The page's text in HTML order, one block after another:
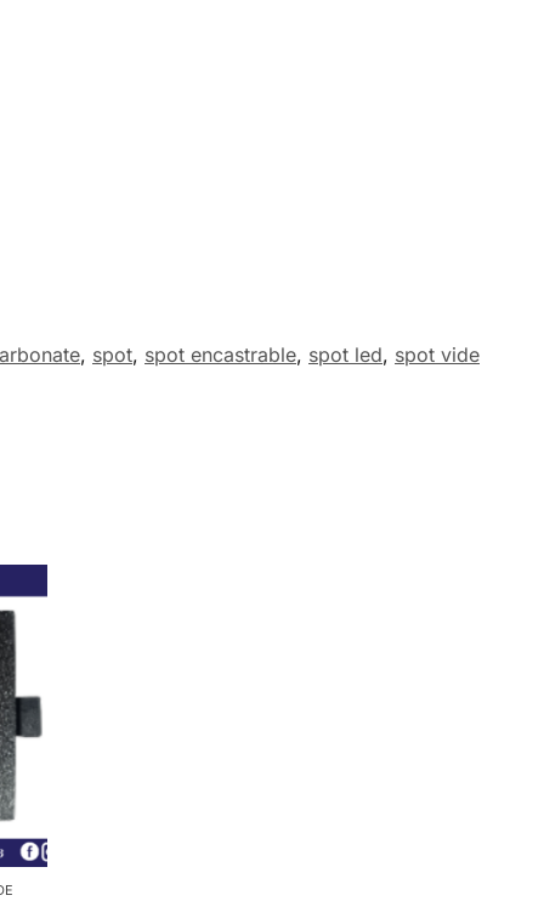
, spot, spot encastrable, spot led, spot vide